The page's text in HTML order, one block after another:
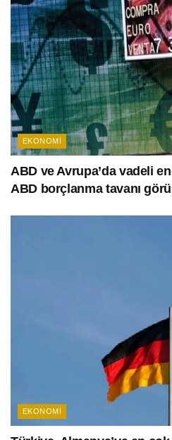
EKONOMI
ABD ve Avrupa’da vadeli
ABD borçlanma tavanı
EKONOMI